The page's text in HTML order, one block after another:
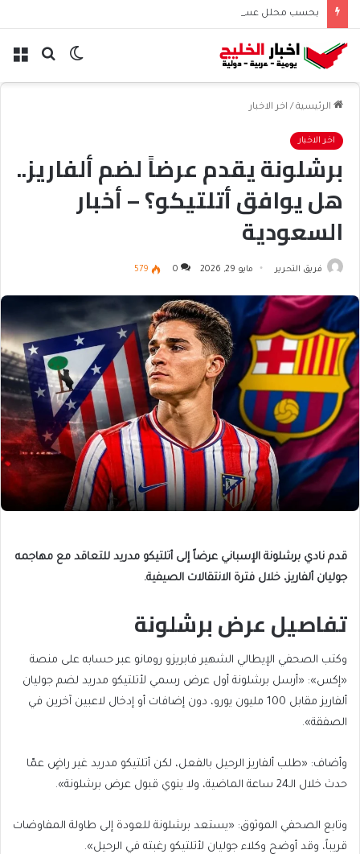
بحث الوضع
الرئيسية / اخر الاخبار
اخر الاخبار
برشلونة يقدم عرضاً لضم ألفاريز..
هل يوافق أتلتيكو؟ – أخبار
السعودية
فريق التحرير مايو 29, 2026 0
579
قدم نادي برشلونة الإسباني عرضاً إلى أتلتيكو مدريد للتعاقد مع مهاجمه
جوليان ألفاريز، خلال فترة الانتقالات الصيفية.
تفاصيل عرض برشلونة
وكتب الصحفي الإيطالي الشهير فابريزو رومانو عبر حسابه على منصة
«إكس»: «أرسل برشلونة أول عرض رسمي لأتلتيكو مدريد لضم جوليان
ألفاريز مقابل 100 مليون يورو، دون إضافات أو إدخال لاعبين آخرين في
الصفقة».
وأضاف: «طلب ألفاريز الرحيل بالفعل، لكن أتلتيكو مدريد غير راضٍ عمّا
حدث خلال الـ24 ساعة الماضية، ولا ينوي قبول عرض برشلونة».
وتابع الصحفي الموثوق: «يستعد برشلونة للعودة إلى طاولة المفاوضات
قريباً، وقد أوضح وكلاء جوليان لأتلتيكو رغبته في الرحيل».